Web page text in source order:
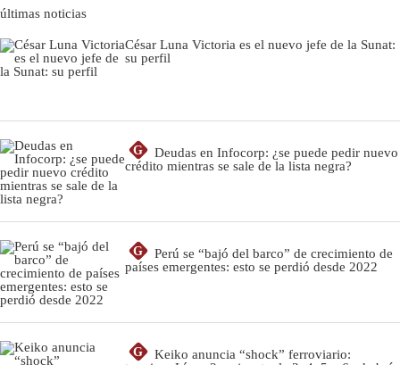
últimas noticias
César Luna Victoria es el nuevo jefe de la Sunat:
su perfil
G
Deudas en Infocorp: ¿se puede pedir nuevo
crédito mientras se sale de la lista negra?
G
Perú se “bajó del barco” de crecimiento de
países emergentes: esto se perdió desde 2022
G
Keiko anuncia “shock” ferroviario: